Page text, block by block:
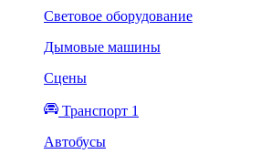
Световое оборудование
Дымовые машины
Сцены
Транспорт 1
Автобусы